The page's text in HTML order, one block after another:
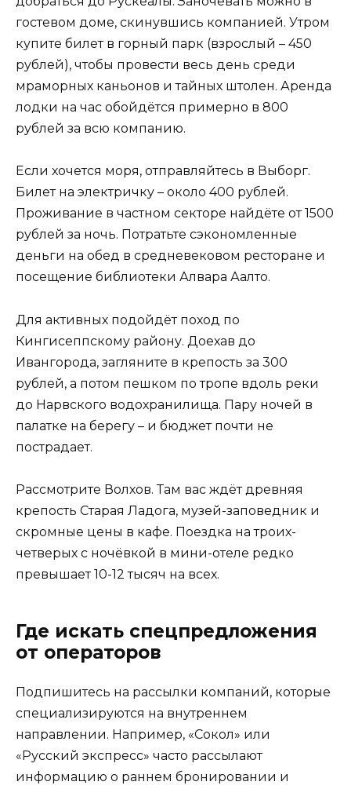
гостевом доме, скинувшись компанией. Утром
купите билет в горный парк (взрослый – 450
рублей), чтобы провести весь день среди
мраморных каньонов и тайных штолен. Аренда
лодки на час обойдётся примерно в 800
рублей за всю компанию.
Если хочется моря, отправляйтесь в Выборг.
Билет на электричку – около 400 рублей.
Проживание в частном секторе найдёте от 1500
рублей за ночь. Потратьте сэкономленные
деньги на обед в средневековом ресторане и
посещение библиотеки Алвара Аалто.
Для активных подойдёт поход по
Кингисеппскому району. Доехав до
Ивангорода, загляните в крепость за 300
рублей, а потом пешком по тропе вдоль реки
до Нарвского водохранилища. Пару ночей в
палатке на берегу – и бюджет почти не
пострадает.
Рассмотрите Волхов. Там вас ждёт древняя
крепость Старая Ладога, музей-заповедник и
скромные цены в кафе. Поездка на троих-
четверых с ночёвкой в мини-отеле редко
превышает 10-12 тысяч на всех.
Где искать спецпредложения
от операторов
Подпишитесь на рассылки компаний, которые
специализируются на внутреннем
направлении. Например, «Сокол» или
«Русский экспресс» часто рассылают
информацию о раннем бронировании и